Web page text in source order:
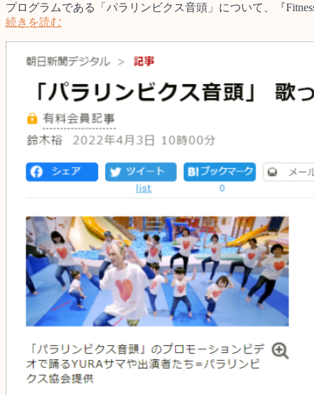
プログラムである「パラリンビクス音頭」について、『
続きを読む